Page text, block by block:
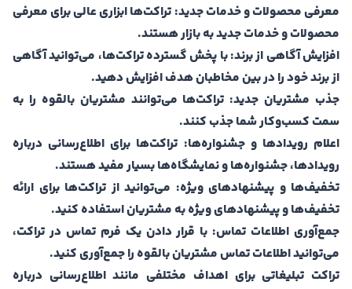
معرفی محصولات و خدمات جدید: تراکت‌ها ابزاری عالی برای معرفی
محصولات و خدمات جدید به بازار هستند.
افزایش آگاهی از برند:با پخش گسترده تراکت‌ها، می‌توانید آگاهی
از برند خود را در بین مخاطبان هدف افزایش دهید.
جذب مشتریان جدید: تراکت‌ها می‌توانند مشتریان بالقوه را به
سمت کسب‌وکار شما جذب کنند.
اعلام رویدادها و جشنواره‌ها: تراکت‌ها برای اطلاع‌رسانی درباره
رویدادها، جشنواره‌ها و نمایشگاه‌ها بسیار مفید هستند.
تخفیف‌ها و پیشنهادهای ویژه: می‌توانید از تراکت‌ها برای ارائه
تخفیف‌ها و پیشنهادهای ویژه به مشتریان استفاده کنید.
جمع‌آوری اطلاعات تماس: با قرار دادن یک فرم تماس در تراکت،
می‌توانید اطلاعات تماس مشتریان بالقوه را جمع‌آوری کنید.
تراکت تبلیغاتی برای اهداف مختلفی مانند اطلاع‌رسانی درباره